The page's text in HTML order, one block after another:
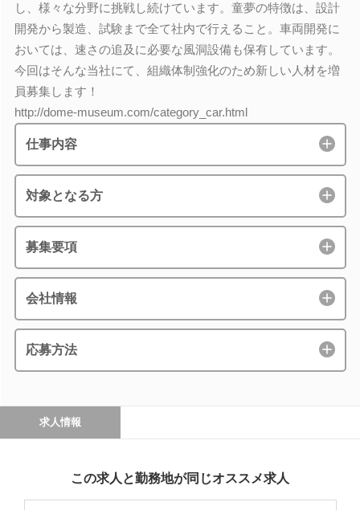
し、様々な分野に挑戦し続けています。童夢の特徴は、設計
開発から製造、試験まで全て社内で行えること。車両開発に
おいては、速さの追及に必要な風洞設備も保有しています。
今回はそんな当社にて、組織体制強化のため新しい人材を増
員募集します！
http://dome-museum.com/category_car.html
仕事内容
対象となる方
募集要項
会社情報
応募方法
求人情報
この求人と勤務地が同じオススメ求人